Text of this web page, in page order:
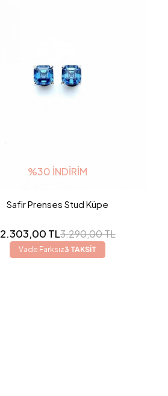
%30 İNDIRIM
Safir Prenses Stud Küpe
2.303,00 TL3.290,00 TL
Vade Farksız3 TAKSİT